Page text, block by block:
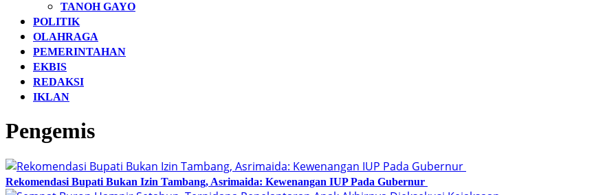
TANOH GAYO
POLITIK
OLAHRAGA
PEMERINTAHAN
EKBIS
REDAKSI
IKLAN
Pengemis
Rekomendasi Bupati Bukan Izin Tambang, Asrimaida: Kewenangan IUP Pada Gubernur